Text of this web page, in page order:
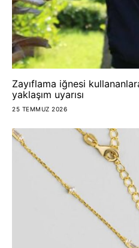
Zayıflama iğnesi
yaklaşım uyarısı
25 TEMMUZ 2026